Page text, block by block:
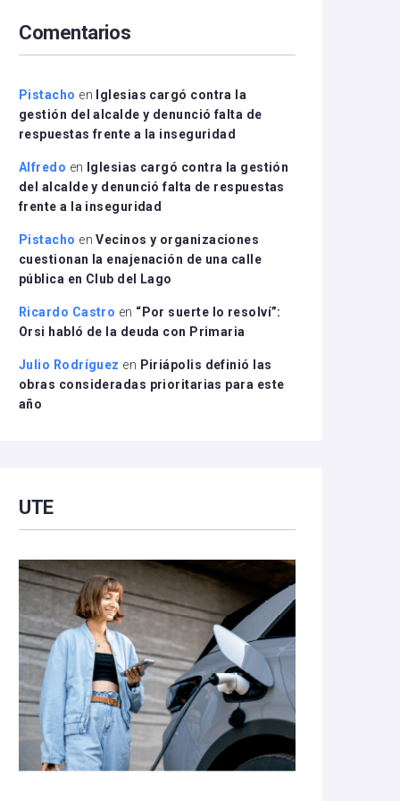
disminuir
el
Comentarios
Pistacho en
Iglesias cargó contra la
gestión del alcalde y denunció falta de
respuestas frente a la inseguridad
Alfredo en
Iglesias cargó contra la gestión
del alcalde y denunció falta de respuestas
frente a la inseguridad
Pistacho enVecinos y organizaciones
cuestionan la enajenación de una calle
pública en Club del Lago
Ricardo Castro en “Por suerte lo resolví”:
Orsi habló de la deuda con Primaria
Julio Rodríguez en Piriápolis definió las
obras consideradas prioritarias para este
año
UTE